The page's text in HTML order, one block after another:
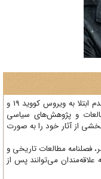
با توجه به نیاز به تداوم مراقبت‌های بهداشتی برای عدم ابتلا به ویروس کووید 19 و
و پژوهش‌های سیاسی
از آثار خود را به صورت
مطالعات تاریخی و
می‌توانند پس از